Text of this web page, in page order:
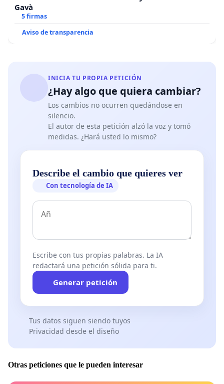
Gavà
5 firmas
Aviso de transparencia
INICIA TU PROPIA PETICIÓN
¿Hay algo que quiera cambiar?
Los cambios no ocurren quedándose en
silencio.
El autor de esta petición alzó la voz y tomó
medidas. ¿Hará usted lo mismo?
Describe el cambio que quieres ver
Con tecnología de IA
Escribe con tus propias palabras. La IA
redactará una petición sólida para ti.
Generar petición
Tus datos siguen siendo tuyos
Privacidad desde el diseño
Otras peticiones que le pueden interesar